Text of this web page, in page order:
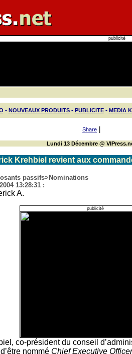
publicité
- NOUVEAUX PRODUITS- PUBLICITE- MEDIA
Share
Lundi 13 Décembre @
Krehbiel revient aux
passifs>Nominations
13:28:31 :
A.
publicité
co-président du conseil
nommé Chief Executive Officer